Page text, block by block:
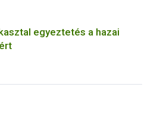
egyeztetés a hazai